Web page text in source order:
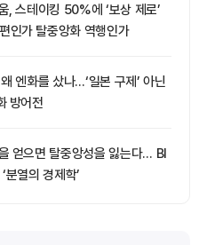
, 스테이킹 50%에 ‘보상 제로’
인가 탈중앙화 역행인가
엔화를 샀나…‘일본 구제’ 아닌
방어전
얻으면 탈중앙성을 잃는다… BI
분열의 경제학’